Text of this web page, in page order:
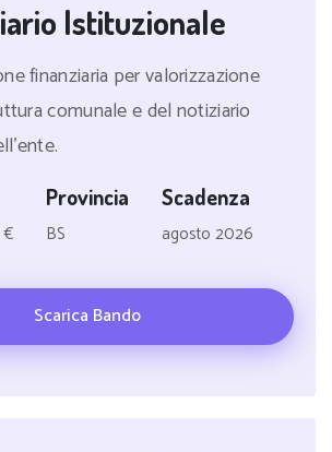
Istituzionale
finanziaria per valorizzazione
comunale e del notiziario
Provincia
BS
Scadenza
agosto 2026
Scarica Bando